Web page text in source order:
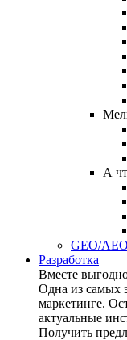
А
GEO/
Разработка
Вместе
Одна из самых
маркетинге.
актуальные
Получить